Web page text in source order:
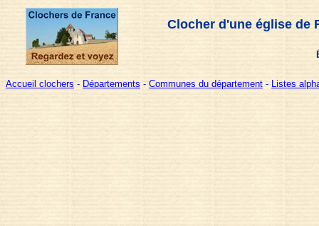
Clocher d'une église de
Accueil clochers - Départements - Communes du département - Listes